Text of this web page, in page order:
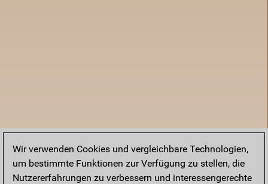
Wir verwenden Cookies und vergleichbare Technologien,
um bestimmte Funktionen zur Verfügung zu stellen, die
Nutzererfahrungen zu verbessern und interessengerechte